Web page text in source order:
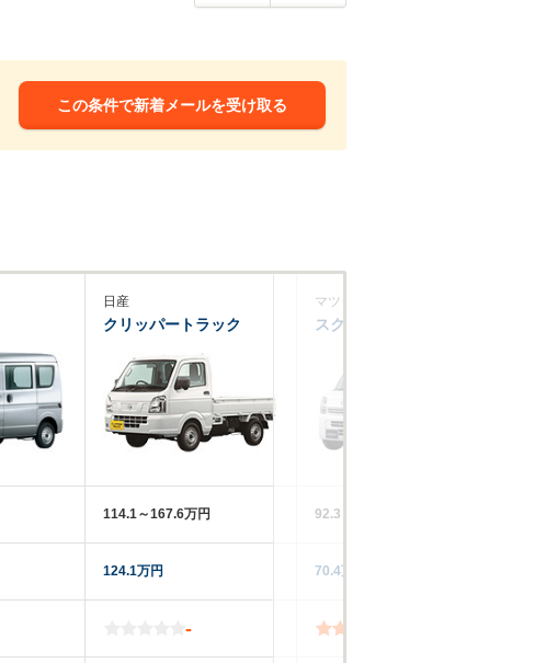
この条件で新着メールを受け取る
日産
クリッパートラック
114.1～167.6万円
124.1万円
-
マツダ
スクラム
92.3～194万円
70.4万円